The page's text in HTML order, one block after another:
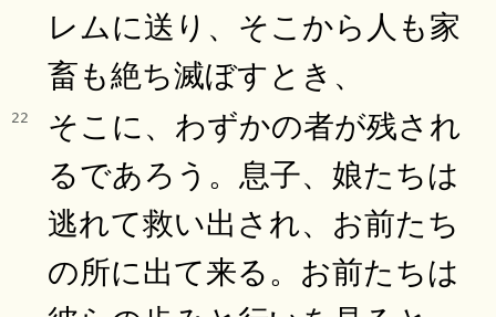
レムに送り、そこから人も家
畜も絶ち滅ぼすとき、
22
そこに、わずかの者が残され
るであろう。息子、娘たちは
逃れて救い出され、お前たち
の所に出て来る。お前たちは